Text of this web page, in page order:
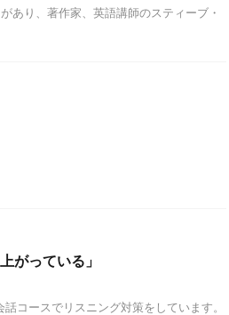
あり、著作家、英語講師のスティーブ・
がっている」
コースでリスニング対策をしています。